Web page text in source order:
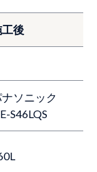
後
ソニック
S46LQS